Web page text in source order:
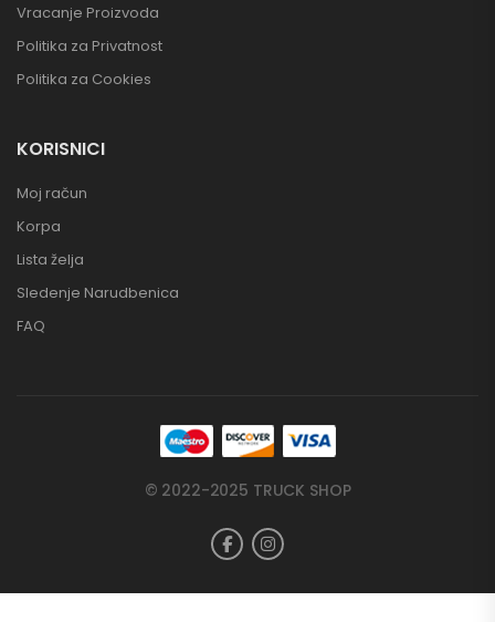
Vracanje Proizvoda
Politika za Privatnost
Politika za Cookies
KORISNICI
Moj račun
Korpa
Lista želja
Sledenje Narudbenica
FAQ
© 2022-2025 TRUCK SHOP